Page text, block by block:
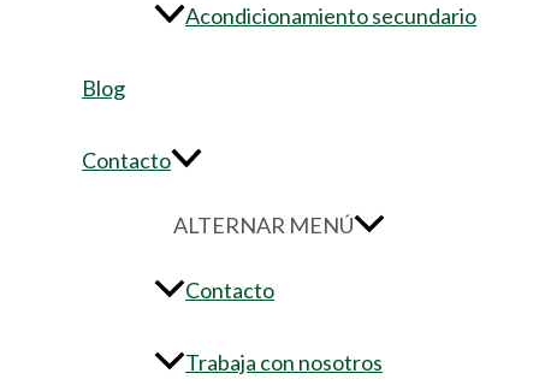
Acondicionamiento secundario
Blog
Contacto
ALTERNAR MENÚ
Contacto
Trabaja con nosotros